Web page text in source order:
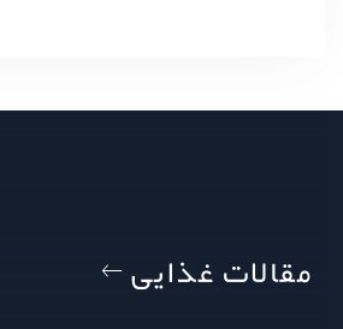
مقالات غذایی